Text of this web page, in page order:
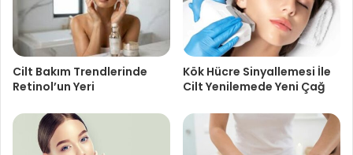
Cilt Bakım Trendlerinde
Retinol’un Yeri
Kök Hücre Sinyallemesi İle
Cilt Yenilemede Yeni Çağ